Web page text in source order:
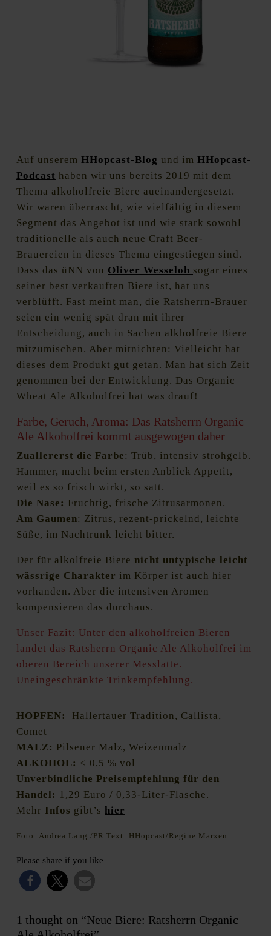
Auf unserem HHopcast-Blog und im HHopcast-
Podcast haben wir uns bereits 2019 mit dem
Thema alkoholfreie Biere aueinandergesetzt.
Wir waren überrascht, wie vielfältig in diesem
Segment das Angebot ist und wie stark sowohl
traditionelle als auch neue Craft Beer-
Brauereien in dieses Thema eingestiegen sind.
Dass das üNN von Oliver Wesseloh sogar eines
seiner best verkauften Biere ist, hat uns
verblüfft. Fast meint man, die Ratsherrn-Brauer
seien ein wenig spät dran mit ihrer
Entscheidung, auch in Sachen alkholfreie Biere
mitzumischen. Aber mitnichten: Vielleicht hat
dieses dem Produkt gut getan. Man hat sich Zeit
genommen bei der Entwicklung. Das Organic
Wheat Ale Alkoholfrei hat was drauf!
Farbe, Geruch, Aroma: Das Ratsherrn Organic
Ale Alkoholfrei kommt ausgewogen daher
Zuallererst die Farbe: Trüb, intensiv strohgelb.
Hammer, macht beim ersten Anblick Appetit,
weil es so frisch wirkt, so satt.
Die Nase: Fruchtig, frische Zitrusarmonen.
Am Gaumen: Zitrus, rezent-prickelnd, leichte
Süße, im Nachtrunk leicht bitter.
Der für alkolfreie Biere nicht untypische leicht
wässrige Charakter im Körper ist auch hier
vorhanden. Aber die intensiven Aromen
kompensieren das durchaus.
Unser Fazit: Unter den alkoholfreien Bieren
landet das Ratsherrn Organic Ale Alkoholfrei im
oberen Bereich unserer Messlatte.
Uneingeschränkte Trinkempfehlung.
HOPFEN:
Hallertauer Tradition, Callista,
Comet
MALZ: Pilsener Malz, Weizenmalz
ALKOHOL: < 0,5 % vol
Unverbindliche Preisempfehlung für den
Handel: 1,29 Euro / 0,33-Liter-Flasche.
Mehr Infos gibt’s hier
Foto: Andrea Lang /PR Text: HHopcast/Regine Marxen
Please share if you like
1 thought on “Neue Biere: Ratsherrn Organic